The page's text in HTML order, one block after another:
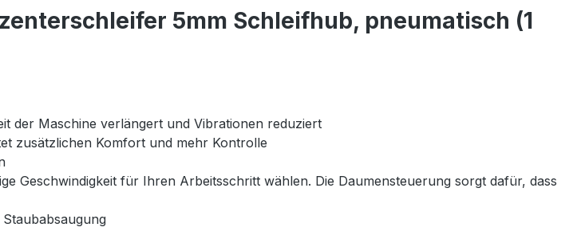
5mm Schleifhub, pneumatisch (1
der Maschine verlängert und Vibrationen reduziert
zusätzlichen Komfort und mehr Kontrolle
Geschwindigkeit für Ihren Arbeitsschritt wählen. Die Daumensteuerung sorgt dafür, dass